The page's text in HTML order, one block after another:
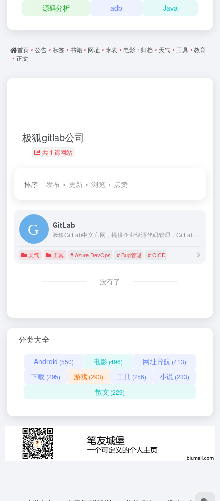
源码分析
adb Java
首页 • 公告 • 标签 • 书籍 • 网址 • 米表 • 电影 • 归档 • 天气 • 工具 • 教育
• 正文
极狐gitlab公司
共 1 篇网站
排序 发布 更新 浏览 点赞
GitLab
天气 工具 # Azure DevOps # Bug管理 # CICD
没有了
分类大全
Android (550) 电影 (496) 网址导航 (413)
下载 (295) 游戏 (293) 工具(256) 小说 (233)
散文 (229)